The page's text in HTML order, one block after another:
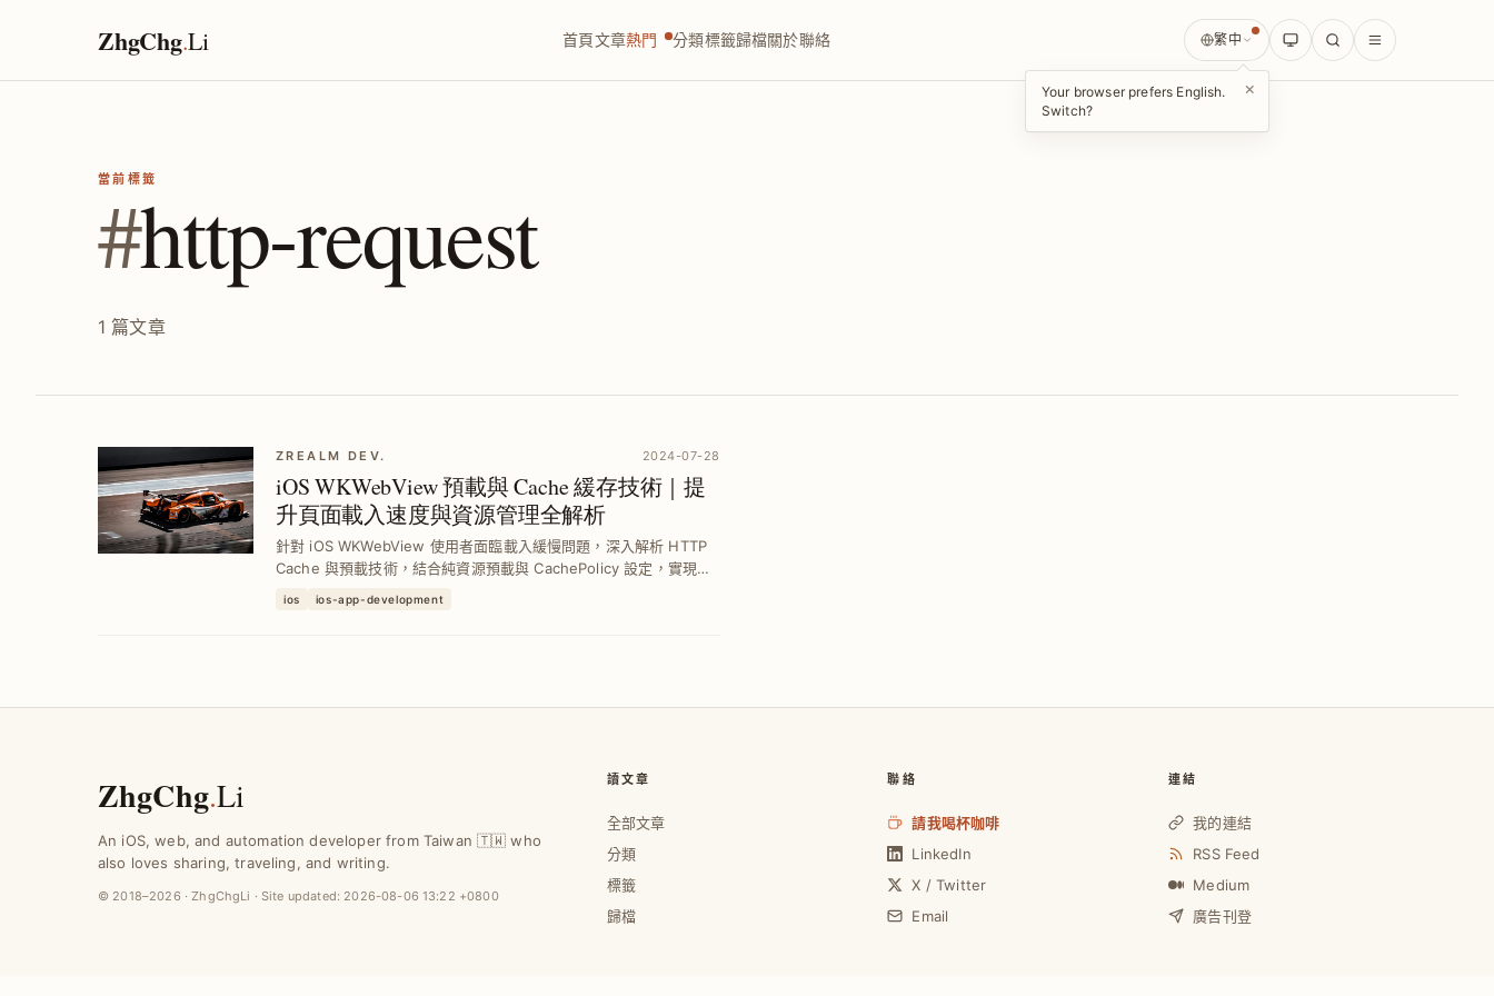
ZhgChg.Li 首頁文章熱門 分類標籤歸檔關於聯絡 繁中
Your browser prefers English.
Switch?
×
當前標籤
#http-request
1 篇文章
ZREALM DEV. 2024-07-28
iOS WKWebView 預載與 Cache 緩存技術｜提
升頁面載入速度與資源管理全解析
針對 iOS WKWebView 使用者面臨載入緩慢問題，深入解析 HTTP
Cache 與預載技術，結合純資源預載與 CachePolicy 設定，實現流
ios ios-app-development
ZhgChg.Li
An iOS, web, and automation developer from Taiwan 🇹🇼 who
also loves sharing, traveling, and writing.
© 2018–2026 · ZhgChgLi · Site updated: 2026-08-06 13:22 +0800
讀文章
全部文章
分類
標籤
歸檔
聯絡
請我喝杯咖啡
LinkedIn
X / Twitter
Email
連結
我的連結
RSS Feed
Medium
廣告刊登